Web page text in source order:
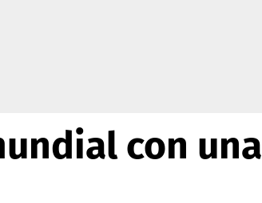
con una